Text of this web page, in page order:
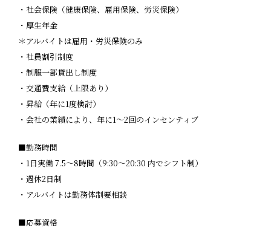
・社会保険（健康保険、雇用保険、労災保険）
・厚生年金
＊アルバイトは雇用・労災保険のみ
・社員割引制度
・制服一部貸出し制度
・交通費支給（上限あり）
・昇給（年に1度検討）
・会社の業績により、年に1〜2回のインセンティブ
■勤務時間
・1日実働 7.5〜8時間（9:30〜20:30 内でシフト制）
・週休2日制
・アルバイトは勤務体制要相談
■応募資格